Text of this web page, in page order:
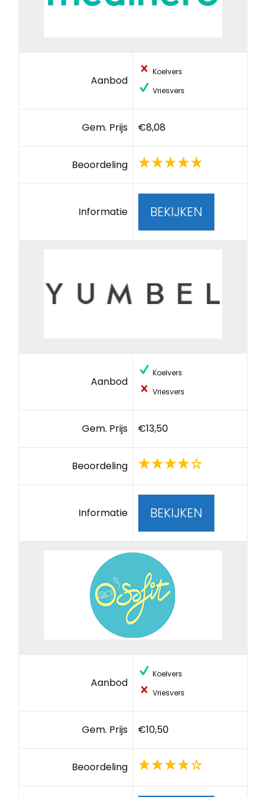
Aanbod
Koelvers
Vriesvers
Gem. Prijs €8,08
Beoordeling
Informatie BEKIJKEN
Aanbod
Koelvers
Vriesvers
Gem. Prijs €13,50
Beoordeling
Informatie BEKIJKEN
Aanbod
Koelvers
Vriesvers
Gem. Prijs €10,50
Beoordeling